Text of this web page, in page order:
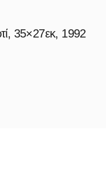
35×27εκ, 1992